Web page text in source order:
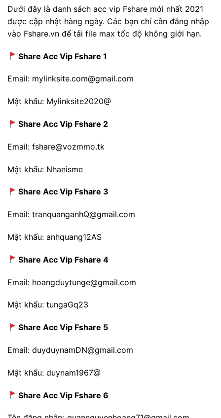
Dưới đây là danh sách acc vip Fshare mới nhất 2021
được cập nhật hàng ngày. Các bạn chỉ cần đăng nhập
vào Fshare.vn để tải file max tốc độ không giới hạn.
Share Acc Vip Fshare 1
Email: mylinksite.com@gmail.com
Mật khẩu: Mylinksite2020@
Share Acc Vip Fshare 2
Email: fshare@vozmmo.tk
Mật khẩu: Nhanisme
Share Acc Vip Fshare 3
Email: tranquanganhQ@gmail.com
Mật khẩu: anhquang12AS
Share Acc Vip Fshare 4
Email: hoangduytunge@gmail.com
Mật khẩu: tungaGq23
Share Acc Vip Fshare 5
Email: duyduynamDN@gmail.com
Mật khẩu: duynam1967@
Share Acc Vip Fshare 6